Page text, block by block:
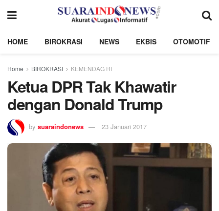
HOME BIROKRASI NEWS EKBIS OTOMOTIF
Home BIROKRASI KEMENDAG RI
Ketua DPR Tak Khawatir
dengan Donald Trump
by suaraindonews 23 Januari 2017